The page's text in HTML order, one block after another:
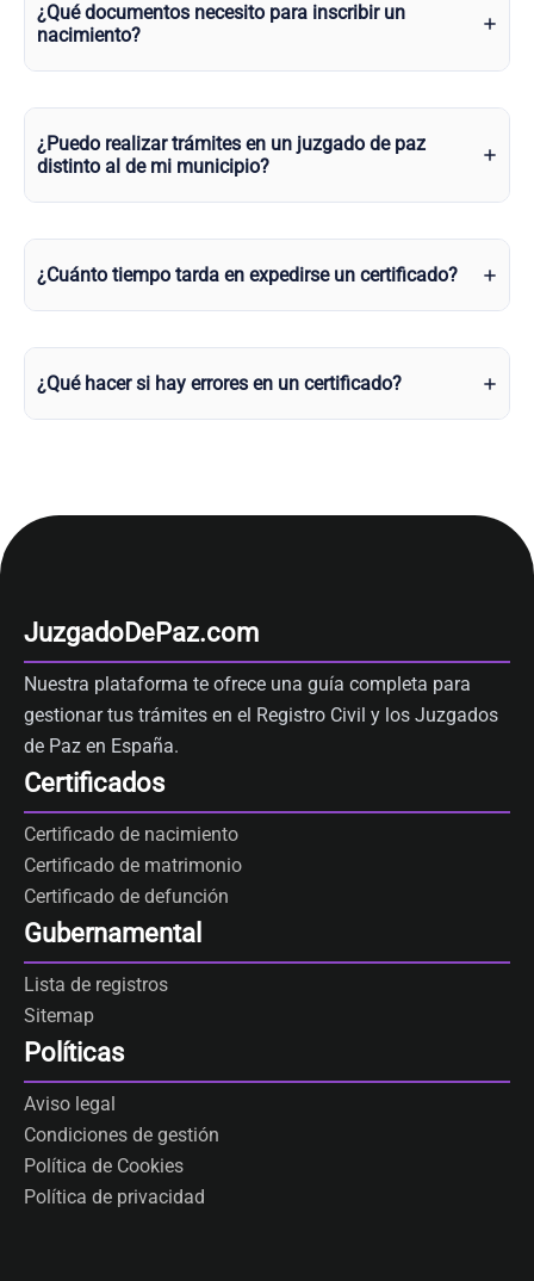
¿Qué documentos necesito para inscribir un
nacimiento?
¿Puedo realizar trámites en un juzgado de paz
distinto al de mi municipio?
¿Cuánto tiempo tarda en expedirse un certificado?
¿Qué hacer si hay errores en un certificado?
JuzgadoDePaz.com
Nuestra plataforma te ofrece una guía completa para
gestionar tus trámites en el Registro Civil y los Juzgados
de Paz en España.
Certificados
Certificado de nacimiento
Certificado de matrimonio
Certificado de defunción
Gubernamental
Lista de registros
Sitemap
Políticas
Aviso legal
Condiciones de gestión
Política de Cookies
Política de privacidad